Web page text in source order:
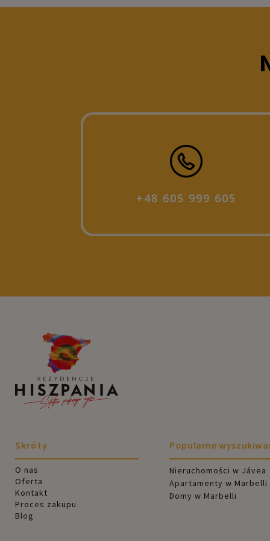
+48 605 999 605
Skróty
O nas
Oferta
Kontakt
Proces zakupu
Blog
Popularne
Nieruchomości w Jávea
Apartamenty w Marbelli
Domy w Marbelli